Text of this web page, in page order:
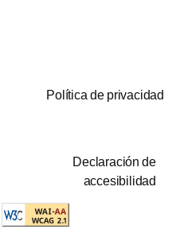
Política de privacidad
Declaración de
accesibilidad